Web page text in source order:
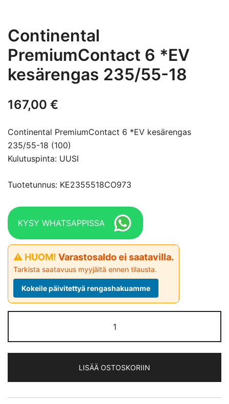
Continental
PremiumContact 6 *EV
kesärengas 235/55-18
167,00 €
Continental PremiumContact 6 *EV kesärengas
235/55-18 (100)
Kulutuspinta: UUSI
Tuotetunnus: KE2355518CO973
KYSY WHATSAPPISSA
⚠ HUOM! Varastosaldo ei saatavilla.
Tarkista saatavuus myyjältä ennen tilausta.
Kokeile päivitettyä rengashakuamme
PremiumContact
6 *EV
235/55-
18
määrä
LISÄÄ OSTOSKORIIN